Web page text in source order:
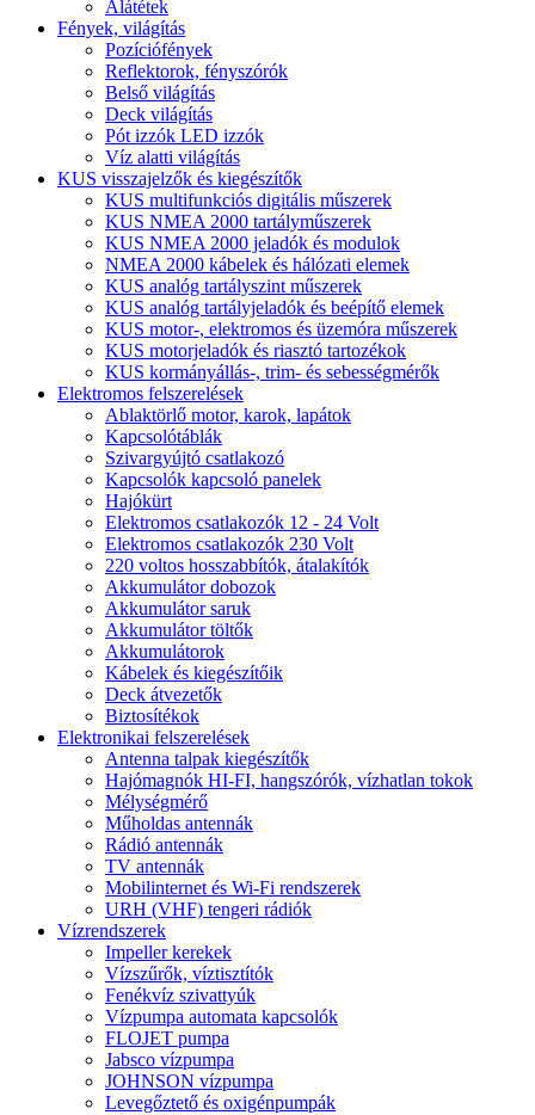
Alátétek
Fények, világítás
Pozíciófények
Reflektorok, fényszórók
Belső világítás
Deck világítás
Pót izzók LED izzók
Víz alatti világítás
KUS visszajelzők és kiegészítők
KUS multifunkciós digitális műszerek
KUS NMEA 2000 tartályműszerek
KUS NMEA 2000 jeladók és modulok
NMEA 2000 kábelek és hálózati elemek
KUS analóg tartályszint műszerek
KUS analóg tartályjeladók és beépítő elemek
KUS motor-, elektromos és üzemóra műszerek
KUS motorjeladók és riasztó tartozékok
KUS kormányállás-, trim- és sebességmérők
Elektromos felszerelések
Ablaktörlő motor, karok, lapátok
Kapcsolótáblák
Szivargyújtó csatlakozó
Kapcsolók kapcsoló panelek
Hajókürt
Elektromos csatlakozók 12 - 24 Volt
Elektromos csatlakozók 230 Volt
220 voltos hosszabbítók, átalakítók
Akkumulátor dobozok
Akkumulátor saruk
Akkumulátor töltők
Akkumulátorok
Kábelek és kiegészítőik
Deck átvezetők
Biztosítékok
Elektronikai felszerelések
Antenna talpak kiegészítők
Hajómagnók HI-FI, hangszórók, vízhatlan tokok
Mélységmérő
Műholdas antennák
Rádió antennák
TV antennák
Mobilinternet és Wi-Fi rendszerek
URH (VHF) tengeri rádiók
Vízrendszerek
Impeller kerekek
Vízszűrők, víztisztítók
Fenékvíz szivattyúk
Vízpumpa automata kapcsolók
FLOJET pumpa
Jabsco vízpumpa
JOHNSON vízpumpa
Levegőztető és oxigénpumpák